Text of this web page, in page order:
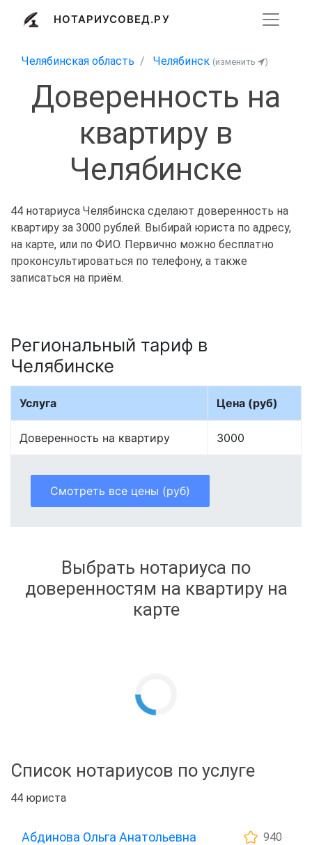
НОТАРИУСОВЕД.РУ
Челябинская область Челябинск (изменить )
Доверенность на
квартиру в
Челябинске
44 нотариуса Челябинска сделают доверенность на
квартиру за 3000 рублей. Выбирай юриста по адресу,
на карте, или по ФИО. Первично можно бесплатно
проконсультироваться по телефону, а также
записаться на приём.
Региональный тариф в
Челябинске
Услуга Цена (руб)
Доверенность на квартиру 3000
Смотреть все цены (руб)
Выбрать нотариуса по
доверенностям на квартиру на
карте
Список нотариусов по услуге
44 юриста
Абдинова Ольга Анатольевна
940